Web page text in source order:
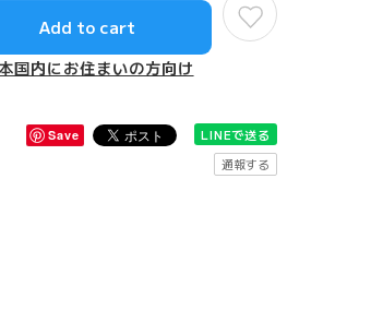
Add to cart
国内にお住まいの方向け
Save
LINEで送る
通報する